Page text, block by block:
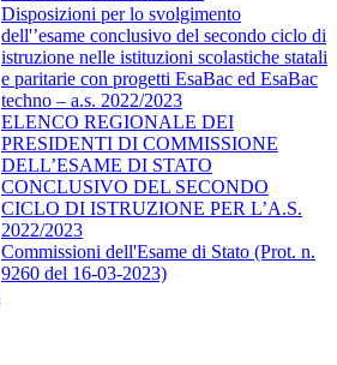
Disposizioni per lo svolgimento
dell'’esame conclusivo del secondo ciclo di
istruzione nelle istituzioni scolastiche statali
e paritarie con progetti EsaBac ed EsaBac
techno – a.s. 2022/2023
ELENCO REGIONALE DEI
PRESIDENTI DI COMMISSIONE
DELL’ESAME DI STATO
CONCLUSIVO DEL SECONDO
CICLO DI ISTRUZIONE PER L’A.S.
2022/2023
Commissioni dell'Esame di Stato (Prot. n.
9260 del 16-03-2023)